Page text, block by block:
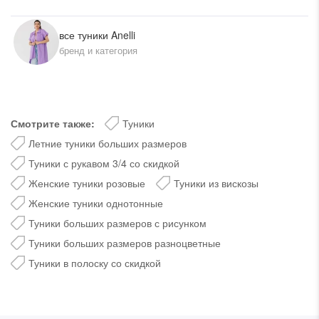
все туники Anelli
бренд и категория
Смотрите также:
Туники
Летние туники больших размеров
Туники с рукавом 3/4 со скидкой
Женские туники розовые
Туники из вискозы
Женские туники однотонные
Туники больших размеров с рисунком
Туники больших размеров разноцветные
Туники в полоску со скидкой